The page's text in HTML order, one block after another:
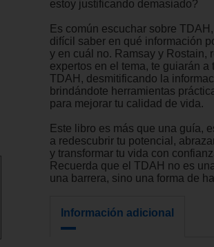
estoy justificando demasiado?
Es común escuchar sobre
difícil saber en qué información
y en cuál no. Ramsay y Rostain,
expertos en el tema, te guiarán a
TDAH, desmitificando la
brindándote herramientas
para mejorar tu calidad de vida.
Este libro es más que una guía,
a redescubrir tu potencial,
y transformar tu vida con
Recuerda que el TDAH no es
una barrera, sino una forma de
Información adicional